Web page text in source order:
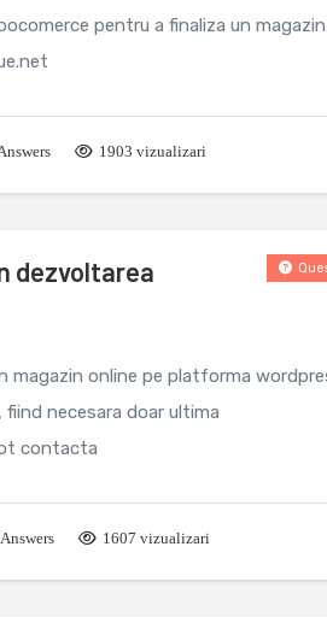
pentru a finaliza un magazin
1903 vizualizari
dezvoltarea
magazin online pe platforma
necesara doar ultima
contacta
Answers 1607 vizualizari